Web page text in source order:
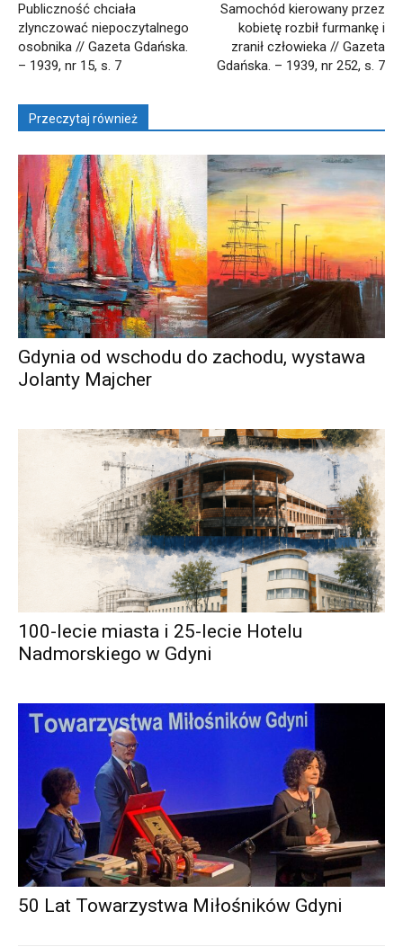
Publiczność chciała
zlynczować niepoczytalnego
osobnika // Gazeta Gdańska.
– 1939, nr 15, s. 7
Samochód kierowany przez
kobietę rozbił furmankę i
zranił człowieka // Gazeta
Gdańska. – 1939, nr 252, s. 7
Przeczytaj również
Gdynia od wschodu do zachodu, wystawa
Jolanty Majcher
100-lecie miasta i 25-lecie Hotelu
Nadmorskiego w Gdyni
50 Lat Towarzystwa Miłośników Gdyni